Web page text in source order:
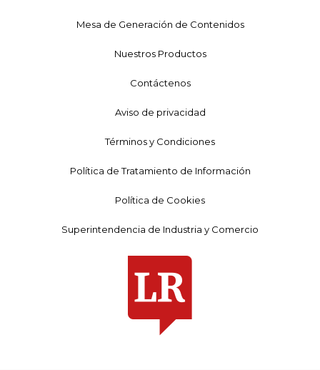
Mesa de Generación de Contenidos
Nuestros Productos
Contáctenos
Aviso de privacidad
Términos y Condiciones
Política de Tratamiento de Información
Política de Cookies
Superintendencia de Industria y Comercio